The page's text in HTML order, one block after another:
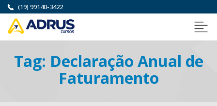
(19) 99140-3422
Tag: Declaração Anual de
Faturamento